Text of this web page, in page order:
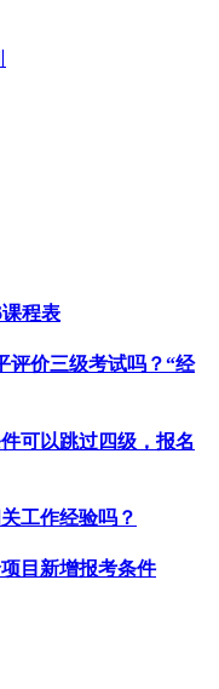
程表
价三级考试吗？“经
可以跳过四级，报名
工作经验吗？
目新增报考条件